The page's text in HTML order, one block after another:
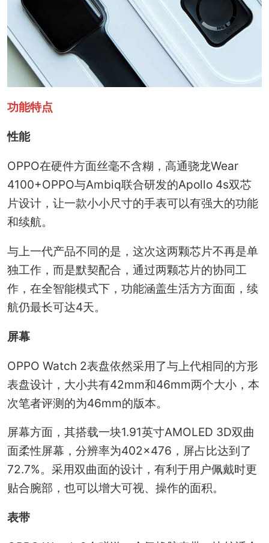
功能特点
性能
OPPO在硬件方面丝毫不含糊，高通骁龙Wear
4100+OPPO与Ambiq联合研发的Apollo 4s双芯
片设计，让一款小小尺寸的手表可以有强大的功能
和续航。
与上一代产品不同的是，这次这两颗芯片不再是单
独工作，而是默契配合，通过两颗芯片的协同工
作，在全智能模式下，功能涵盖生活方方面面，续
航仍最长可达4天。
屏幕
OPPO Watch 2表盘依然采用了与上代相同的方形
表盘设计，大小共有42mm和46mm两个大小，本
次笔者评测的为46mm的版本。
屏幕方面，其搭载一块1.91英寸AMOLED 3D双曲
面柔性屏幕，分辨率为402×476，屏占比达到了
72.7%。采用双曲面的设计，有利于用户佩戴时更
贴合腕部，也可以增大可视、操作的面积。
表带